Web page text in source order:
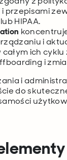
przepisami
HIPAA.
i
ich cyklu
i
i
do